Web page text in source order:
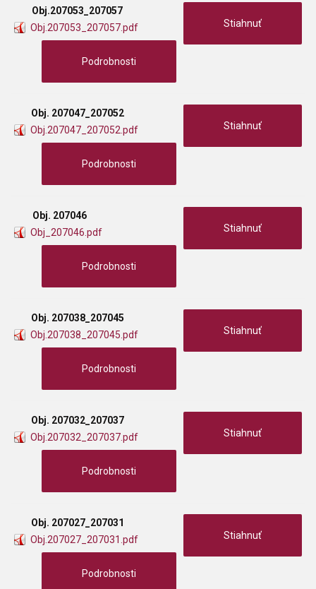
Obj.207053_207057
Obj.207053_207057.pdf
Stiahnuť
Podrobnosti
Obj. 207047_207052
Obj.207047_207052.pdf
Stiahnuť
Podrobnosti
Obj. 207046
Obj_207046.pdf
Stiahnuť
Podrobnosti
Obj. 207038_207045
Obj.207038_207045.pdf
Stiahnuť
Podrobnosti
Obj. 207032_207037
Obj.207032_207037.pdf
Stiahnuť
Podrobnosti
Obj. 207027_207031
Obj.207027_207031.pdf
Stiahnuť
Podrobnosti